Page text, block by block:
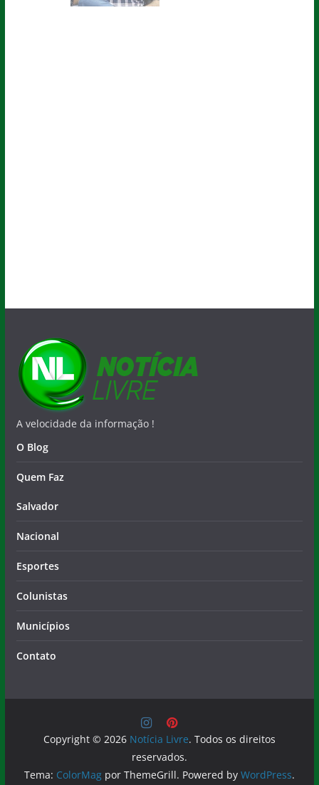
A velocidade da informação !
O Blog
Quem Faz
Salvador
Nacional
Esportes
Colunistas
Municípios
Contato
Copyright © 2026 Notícia Livre. Todos os direitos
reservados.
Tema: ColorMagpor ThemeGrill. Powered by WordPress.